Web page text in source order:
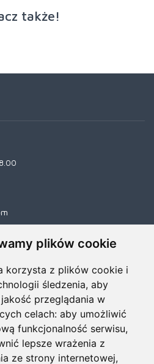
plików cookie
korzysta z plików cookie i
śledzenia, aby
przeglądania w
celach: aby umożliwić
funkcjonalność serwisu,
lepsze wrażenia z
ze strony internetowej,
także!